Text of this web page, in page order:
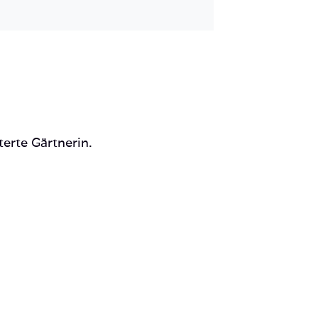
Gärtnerin.